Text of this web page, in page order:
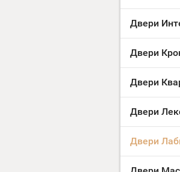
Двери
Двери
Двери
Двери
Двери